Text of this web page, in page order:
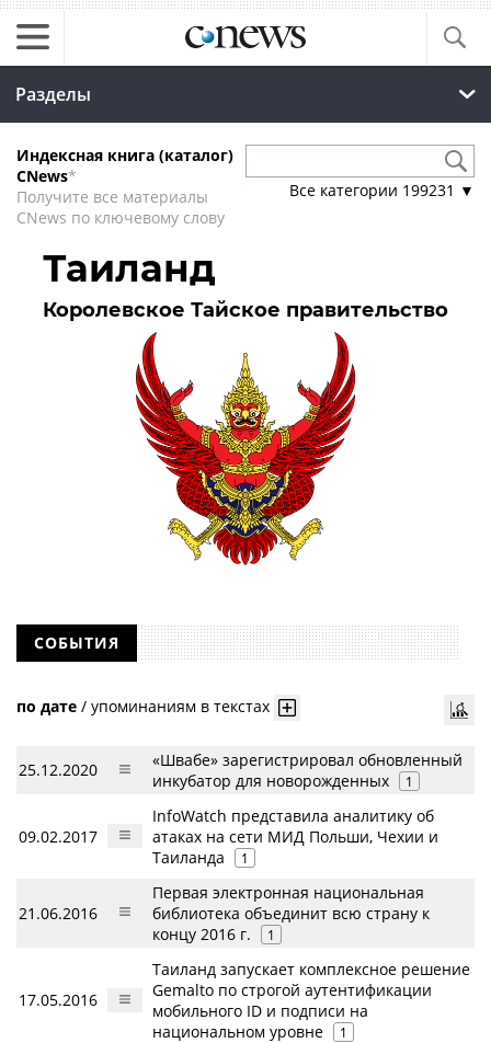
Разделы
Индексная книга (каталог)
CNews*
Получите все материалы
CNews по ключевому слову
Все категории 199231 ▼
Таиланд
Королевское Тайское правительство
СОБЫТИЯ
по дате / упоминаниям в текстах
25.12.2020
«Швабе» зарегистрировал обновленный
инкубатор для новорожденных
1
09.02.2017
InfoWatch представила аналитику об
атаках на сети МИД Польши, Чехии и
Таиланда
1
21.06.2016
Первая электронная национальная
библиотека объединит всю страну к
концу 2016 г.
1
17.05.2016
Таиланд запускает комплексное решение
Gemalto по строгой аутентификации
мобильного ID и подписи на
национальном уровне
1